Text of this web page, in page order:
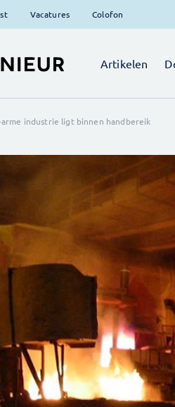
Vacatures Colofon
Artikelen
arme industrie ligt binnen handbereik